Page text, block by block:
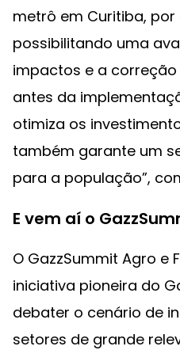
metrô em Curitiba, por
possibilitando uma
impactos e a
antes da
otimiza os
também garante um
para a população”,
E vem aí o
O GazzSummit Agro e
iniciativa pioneira do
debater o cenário de
setores de grande